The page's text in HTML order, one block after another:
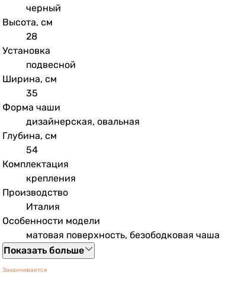
черный
Высота, см
28
Установка
подвесной
Ширина, см
35
Форма чаши
дизайнерская, овальная
Глубина, см
54
Комплектация
крепления
Производство
Италия
Особенности модели
матовая поверхность, безободковая чаша
Показать больше
Заканчивается